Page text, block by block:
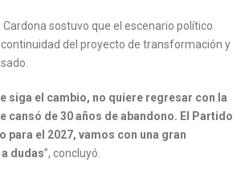
Cardona sostuvo que el escenario político
del proyecto de transformación y
siga el cambio, no quiere regresar con la
cansó de 30 años de abandono. El Partido
para el 2027, vamos con una gran
dudas”, concluyó.